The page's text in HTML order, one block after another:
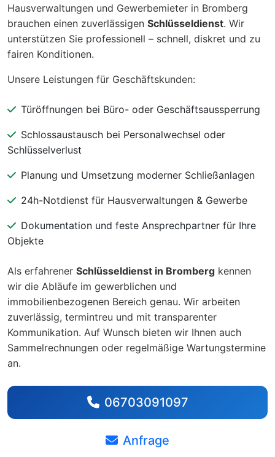
Hausverwaltungen und Gewerbemieter in Bromberg
brauchen einen zuverlässigen Schlüsseldienst. Wir
unterstützen Sie professionell – schnell, diskret und zu
fairen Konditionen.
Unsere Leistungen für Geschäftskunden:
Türöffnungen bei Büro- oder Geschäftsaussperrung
Schlossaustausch bei Personalwechsel oder
Schlüsselverlust
Planung und Umsetzung moderner Schließanlagen
24h-Notdienst für Hausverwaltungen & Gewerbe
Dokumentation und feste Ansprechpartner für Ihre
Objekte
Als erfahrener Schlüsseldienst in Bromberg kennen
wir die Abläufe im gewerblichen und
immobilienbezogenen Bereich genau. Wir arbeiten
zuverlässig, termintreu und mit transparenter
Kommunikation. Auf Wunsch bieten wir Ihnen auch
Sammelrechnungen oder regelmäßige Wartungstermine
an.
06703091097
Anfrage